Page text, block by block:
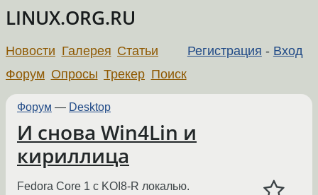
LINUX.ORG.RU
Регистрация - Вход
Новости Галерея Статьи
Форум Опросы Трекер Поиск
Форум — Desktop
И снова Win4Lin и
кириллица
Fedora Core 1 с KOI8-R локалью.